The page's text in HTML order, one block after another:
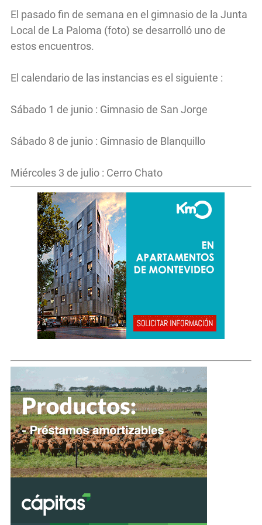
El pasado fin de semana en el gimnasio de la Junta
Local de La Paloma (foto) se desarrolló uno de
estos encuentros.
El calendario de las instancias es el siguiente :
Sábado 1 de junio : Gimnasio de San Jorge
Sábado 8 de junio : Gimnasio de Blanquillo
Miércoles 3 de julio : Cerro Chato